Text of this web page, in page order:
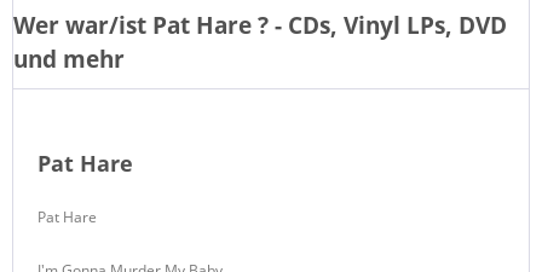
Wer war/ist Pat Hare? - CDs, Vinyl LPs, DVD
und mehr
Pat Hare
Pat Hare